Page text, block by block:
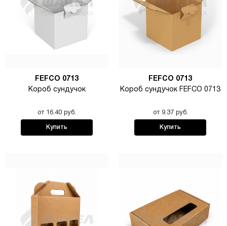
FEFCO 0713
Короб сундучок
от 16.40 руб.
Купить
FEFCO 0713
Короб сундучок FEFCO 0713
от 9.37 руб.
Купить